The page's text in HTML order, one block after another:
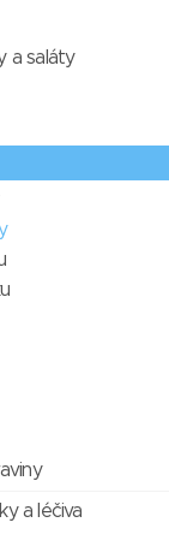
a saláty
a léčiva